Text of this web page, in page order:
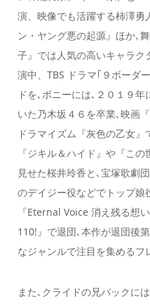
演、映像でも活躍する柿澤勇
ン・ヤング悪の起源』ほか､
子』では人気の高いキャラク
演中、TBS ドラマ｢９ボーダ
ドを､ボニーには､２０１９
いた乃木坂４６を卒業､映画
ドラマイズム『灰色の乙女
『ジキル＆ハイド』や『こ
見せた桜井玲香と､宝塚歌劇
のデイジー役などでトップ娘
『Eternal Voice 消え残る想
110!』で退団､本作が退団後
なジャンルで注目を集めるフ
また､クライドの兄バックに